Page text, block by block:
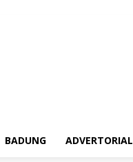
BADUNG ADVERTORIAL